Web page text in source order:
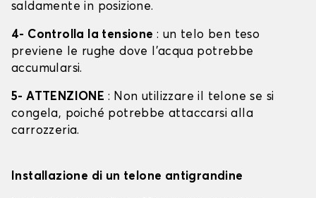
saldamente in posizione.
4- Controlla la tensione : un telo ben teso
previene le rughe dove l'acqua potrebbe
accumularsi.
5- ATTENZIONE : Non utilizzare il telone se si
congela, poiché potrebbe attaccarsi alla
carrozzeria.
Installazione di un telone antigrandine